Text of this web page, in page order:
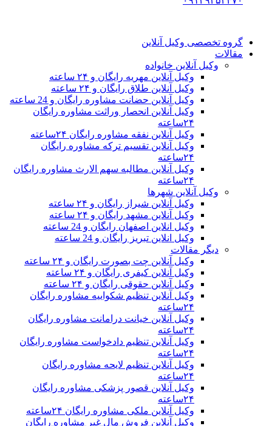
گروه تخصصی وکیل آنلاین
مقالات
وکیل آنلاین خانواده
وکیل آنلاین مهریه رایگان و ۲۴ ساعته
وکیل آنلاین طلاق رایگان و ۲۴ ساعته
وکیل آنلاین حضانت مشاوره رایگان و 24 ساعته
وکیل آنلاین انحصار وراثت مشاوره رایگان
وکیل آنلاین نفقه مشاوره رایگان ۲۴ساعته
وکیل آنلاین تقسیم ترکه مشاوره رایگان
وکیل آنلاین مطالبه سهم الارث مشاوره رایگان
وکیل آنلاین شهرها
وکیل آنلاین شیراز رایگان و ۲۴ ساعته
وکیل آنلاین مشهد رایگان و ۲۴ ساعته
وکیل انلاین اصفهان رایگان و 24 ساعته
وکیل انلاین تبریز رایگان و 24 ساعته
دیگر مقالات
وکیل آنلاین چت بصورت رایگان و ۲۴ ساعته
وکیل آنلاین کیفری رایگان و ۲۴ ساعته
وکیل آنلاین حقوقی رایگان و ۲۴ ساعته
وکیل آنلاین تنظیم شکواییه مشاوره رایگان
وکیل آنلاین خیانت درامانت مشاوره رایگان
وکیل آنلاین تنظیم دادخواست مشاوره رایگان
وکیل آنلاین تنظیم لایحه مشاوره رایگان
وکیل آنلاین قصور پزشکی مشاوره رایگان
وکیل آنلاین ملکی مشاوره رایگان ۲۴ساعته
وکیل آنلاین فروش مال غیر مشاوره رایگان